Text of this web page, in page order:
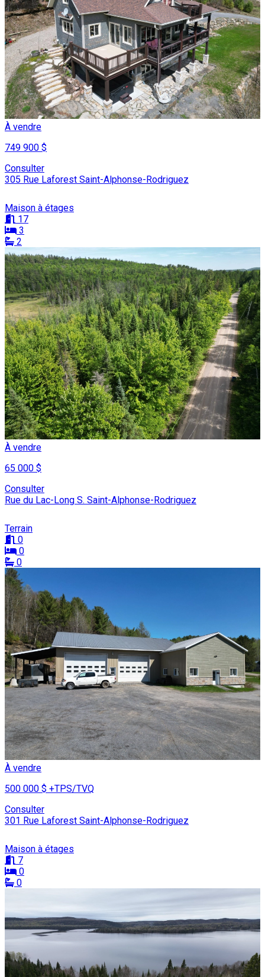
À vendre
749 900 $
Consulter
305 Rue Laforest Saint-Alphonse-Rodriguez
Maison à étages
17
3
2
À vendre
65 000 $
Consulter
Rue du Lac-Long S. Saint-Alphonse-Rodriguez
Terrain
0
0
0
À vendre
500 000 $ +TPS/TVQ
Consulter
301 Rue Laforest Saint-Alphonse-Rodriguez
Maison à étages
7
0
0